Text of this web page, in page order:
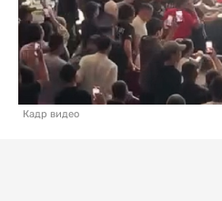
Кадр видео